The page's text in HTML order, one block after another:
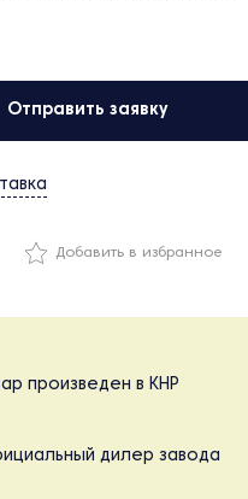
Отправить заявку
Добавить в избранное
произведен в КНР
дилер завода